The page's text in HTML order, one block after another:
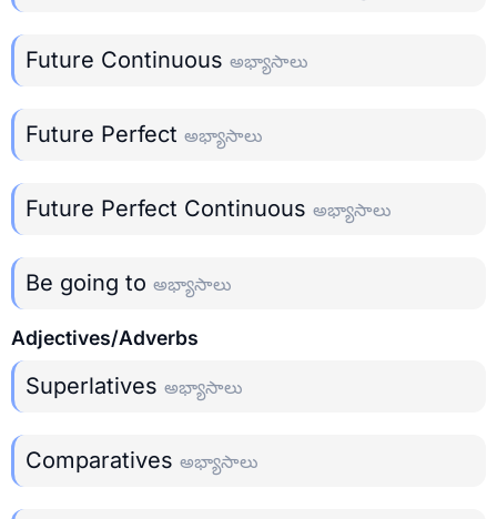
Future Continuous అభ్యాసాలు
Future Perfect అభ్యాసాలు
Future Perfect Continuous అభ్యాసాలు
Be going to అభ్యాసాలు
Adjectives/Adverbs
Superlatives అభ్యాసాలు
Comparatives అభ్యాసాలు